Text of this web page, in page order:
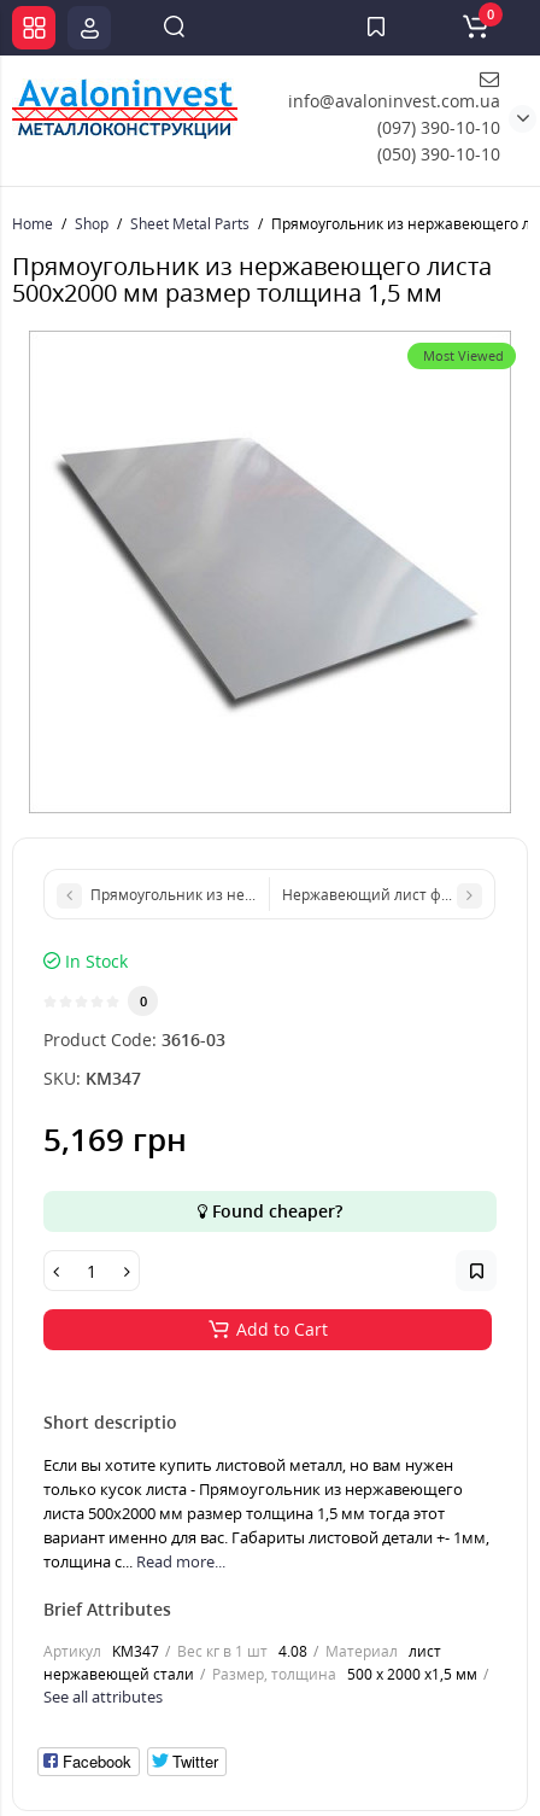
info@avaloninvest.com.ua
(097) 390-10-10
(050) 390-10-10
0
Home Shop Sheet Metal Parts Прямоугольник из нержавеющего
Прямоугольник из нержавеющего листа
500х2000 мм размер толщина 1,5 мм
Most Viewed
Прямоугольник из нержавеющего листа 500х1000 мм
Нержавеющий лист формата
In Stock
0
Product Code: 3616-03
SKU: KM347
5,169 грн
Found cheaper?
Add to Cart
Short descriptio
Если вы хотите купить листовой металл, но вам нужен
только кусок листа - Прямоугольник из нержавеющего
листа 500х2000 мм размер толщина 1,5 мм тогда этот
вариант именно для вас. Габариты листовой детали +- 1мм,
толщина с... Read more...
Brief Attributes
Артикул KM347 Вес кг в 1 шт 4.08 Материал лист
нержавеющей стали
Размер, толщина 500 х 2000 х1,5 мм
See all attributes
Facebook Twitter